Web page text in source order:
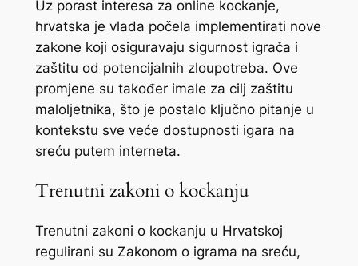
Uz porast interesa za online kockanje,
hrvatska je vlada počela implementirati nove
zakone koji osiguravaju sigurnost igrača i
zaštitu od potencijalnih zloupotreba. Ove
promjene su također imale za cilj zaštitu
maloljetnika, što je postalo ključno pitanje u
kontekstu sve veće dostupnosti igara na
sreću putem interneta.
Trenutni zakoni o kockanju
Trenutni zakoni o kockanju u Hrvatskoj
regulirani su Zakonom o igrama na sreću,